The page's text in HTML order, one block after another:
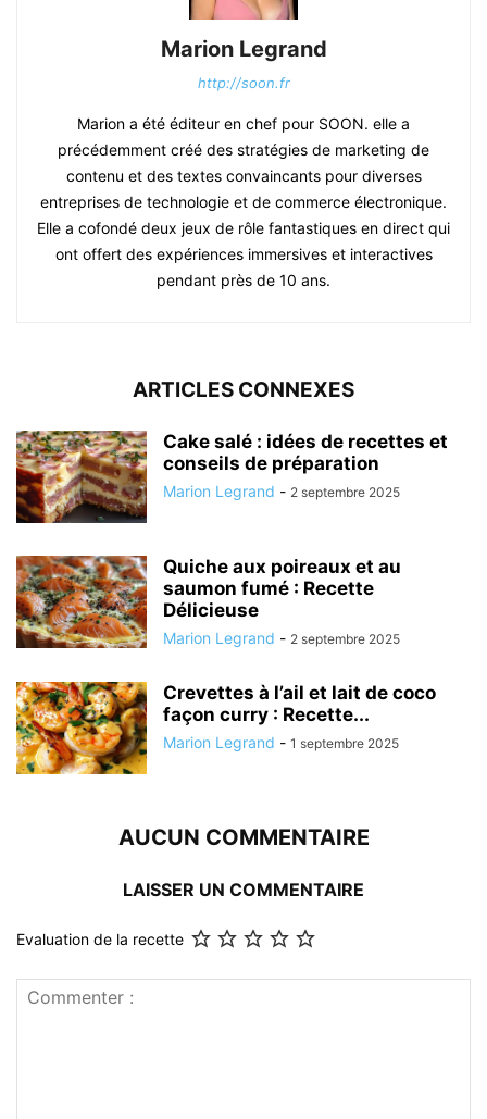
Marion Legrand
http://soon.fr
Marion a été éditeur en chef pour SOON. elle a
précédemment créé des stratégies de marketing de
contenu et des textes convaincants pour diverses
entreprises de technologie et de commerce électronique.
Elle a cofondé deux jeux de rôle fantastiques en direct qui
ont offert des expériences immersives et interactives
pendant près de 10 ans.
ARTICLES CONNEXES
Cake salé : idées de recettes et
conseils de préparation
Marion Legrand - 2 septembre 2025
Quiche aux poireaux et au
saumon fumé : Recette
Délicieuse
Marion Legrand - 2 septembre 2025
Crevettes à l’ail et lait de coco
façon curry : Recette...
Marion Legrand - 1 septembre 2025
AUCUN COMMENTAIRE
LAISSER UN COMMENTAIRE
Evaluation de la recette